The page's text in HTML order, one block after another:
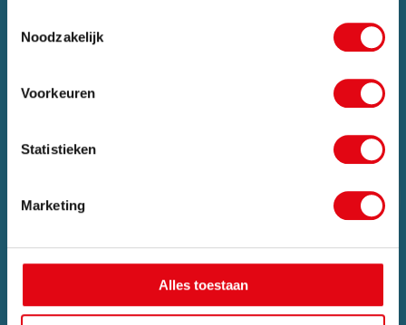
Noodzakelijk
Voorkeuren
Statistieken
Marketing
Alles toestaan
vakantie. Bestellingen die in deze periode worden